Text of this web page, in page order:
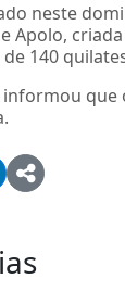
neste
Apolo,
140